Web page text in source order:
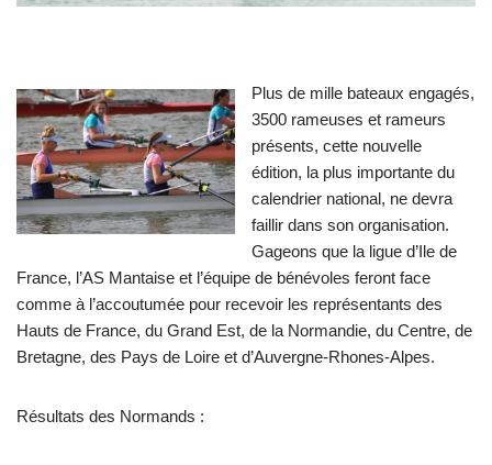
Plus de mille bateaux engagés,
3500 rameuses et rameurs
présents, cette nouvelle
édition, la plus importante du
calendrier national, ne devra
faillir dans son organisation.
Gageons que la ligue d’Ile de
France, l’AS Mantaise et l’équipe de bénévoles feront face
comme à l’accoutumée pour recevoir les représentants des
Hauts de France, du Grand Est, de la Normandie, du Centre, de
Bretagne, des Pays de Loire et d’Auvergne-Rhones-Alpes.
Résultats des Normands :